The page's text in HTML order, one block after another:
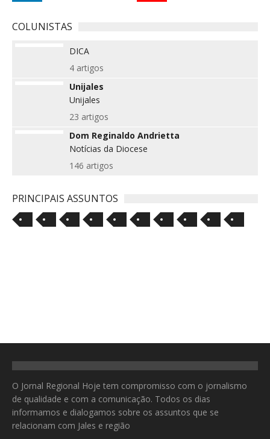
COLUNISTAS
DICA
4 artigos
Unijales
Unijales
23 artigos
Dom Reginaldo Andrietta
Notícias da Diocese
146 artigos
PRINCIPAIS ASSUNTOS
O Jornal Regional Hoje tem compromisso com o jornalismo
de qualidade e com a comunicação. Todos os dias
informamos e dialogamos sobre os assuntos que se
relacionam com Jales e região